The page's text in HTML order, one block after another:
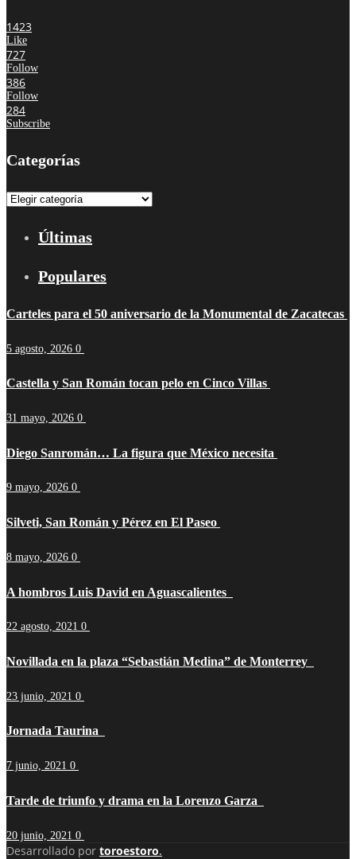
1423
Like
727
Follow
386
Follow
284
Subscribe
Categorías
Categorías
Últimas
Populares
Carteles para el 50 aniversario de la Monumental de Zacatecas
5 agosto, 2026 0
Castella y San Román tocan pelo en Cinco Villas
31 mayo, 2026 0
Diego Sanromán… La figura que México necesita
9 mayo, 2026 0
Silveti, San Román y Pérez en El Paseo
8 mayo, 2026 0
A hombros Luis David en Aguascalientes
22 agosto, 2021 0
Novillada en la plaza “Sebastián Medina” de Monterrey
23 junio, 2021 0
Jornada Taurina
7 junio, 2021 0
Tarde de triunfo y drama en la Lorenzo Garza
20 junio, 2021 0
Desarrollado por toroestoro.